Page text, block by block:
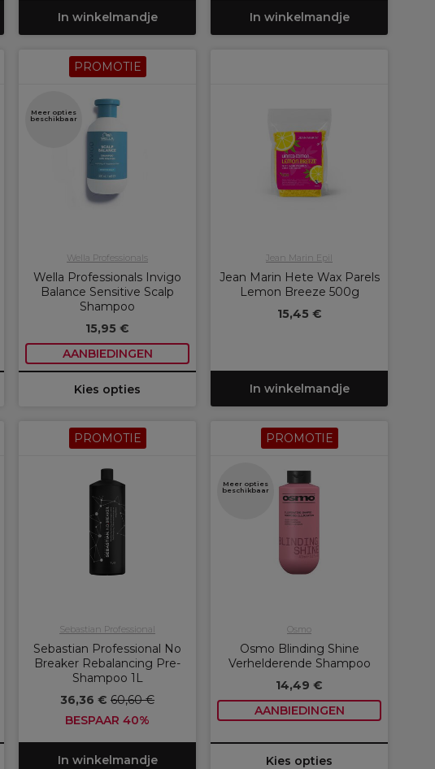
In winkelmandje In winkelmandje
PROMOTIE
Meer opties
beschikbaar
Wella Professionals
Wella Professionals Invigo
Balance Sensitive Scalp
Shampoo
15,95 €
AANBIEDINGEN
Kies opties
Jean Marin Epil
Jean Marin Hete Wax Parels
Lemon Breeze 500g
15,45 €
In winkelmandje
PROMOTIE
Sebastian Professional
Sebastian Professional No
Breaker Rebalancing Pre-
Shampoo 1L
36,36 € 60,60 €
BESPAAR 40%
In winkelmandje
PROMOTIE
Meer opties
beschikbaar
Osmo
Osmo Blinding Shine
Verhelderende Shampoo
14,49 €
AANBIEDINGEN
Kies opties